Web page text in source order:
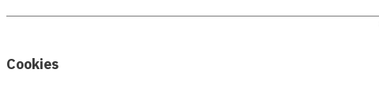
Cookies